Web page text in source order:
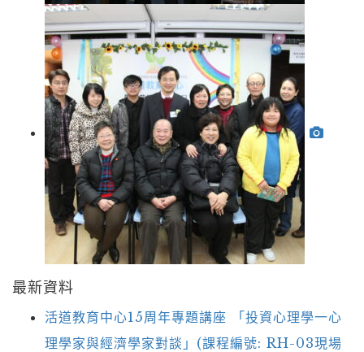
最新資料
活道教育中心15周年專題講座 「投資心理學一心
理學家與經濟學家對談」(課程編號: RH-03現場